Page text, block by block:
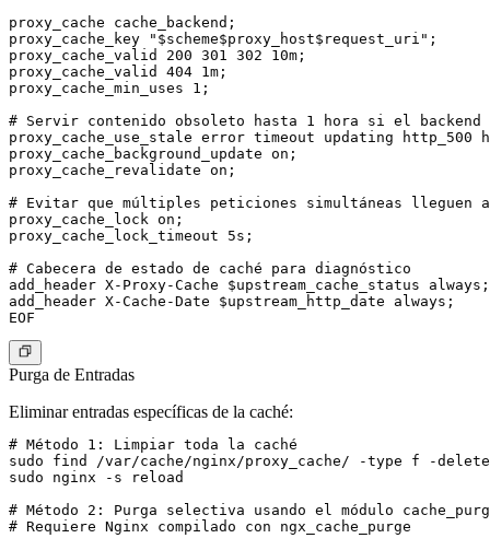
proxy_cache cache_backend;
proxy_cache_key "$scheme$proxy_host$request_uri";
proxy_cache_valid 200 301 302 10m;
proxy_cache_valid 404 1m;
proxy_cache_min_uses 1;
# Servir contenido obsoleto hasta 1 hora si el
proxy_cache_use_stale error timeout updating http_500
proxy_cache_background_update on;
proxy_cache_revalidate on;
# Evitar que múltiples peticiones simultáneas lleguen
proxy_cache_lock on;
proxy_cache_lock_timeout 5s;
# Cabecera de estado de caché para diagnóstico
add_header X-Proxy-Cache $upstream_cache_status always;
add_header X-Cache-Date $upstream_http_date always;
Purga de Entradas
Eliminar entradas específicas de la caché:
# Método 1: Limpiar toda la caché
sudo find /var/cache/nginx/proxy_cache/ -type f -delete
sudo nginx -s reload
# Método 2: Purga selectiva usando el módulo
# Requiere Nginx compilado con ngx_cache_purge